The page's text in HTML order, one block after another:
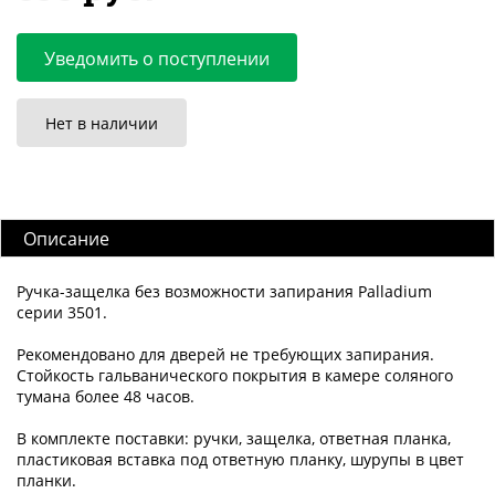
Уведомить о поступлении
Нет в наличии
Описание
Ручка-защелка без возможности запирания Palladium
серии 3501.
Рекомендовано для дверей не требующих запирания.
Стойкость гальванического покрытия в камере соляного
тумана более 48 часов.
В комплекте поставки: ручки, защелка, ответная планка,
пластиковая вставка под ответную планку, шурупы в цвет
планки.